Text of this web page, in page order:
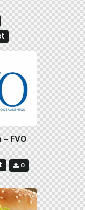
FVO
0